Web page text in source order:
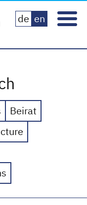
Fever App
de en
Beirat